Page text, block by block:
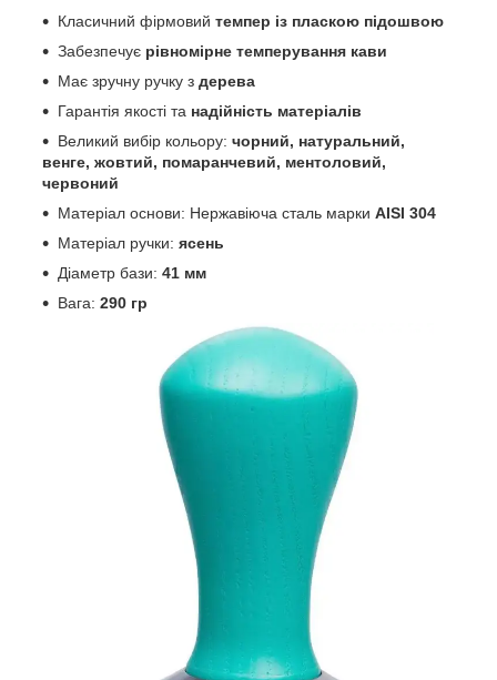
Класичний фірмовий темпер із пласкою підошвою
Забезпечує рівномірне темперування кави
Має зручну ручку з дерева
Гарантія якості та надійність матеріалів
Великий вибір кольору: чорний, натуральний,
венге, жовтий, помаранчевий, ментоловий,
червоний
Матеріал основи: Нержавіюча сталь марки AISI 304
Матеріал ручки: ясень
Діаметр бази: 41 мм
Вага: 290 гр